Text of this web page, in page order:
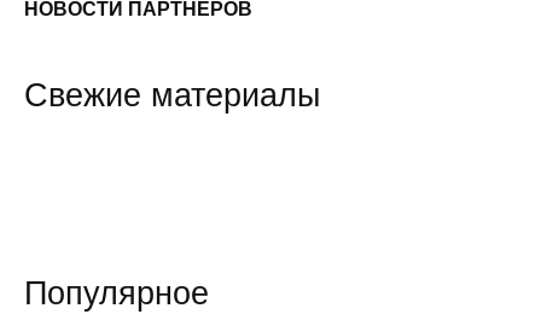
НОВОСТИ ПАРТНЕРОВ
Свежие материалы
Популярное